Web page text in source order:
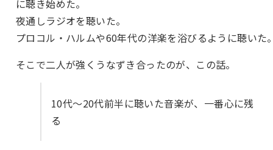
に聴き始めた。
夜通しラジオを聴いた。
プロコル・ハルムや60年代の洋楽を浴びるように聴いた
そこで二人が強くうなずき合ったのが、この話。
10代〜20代前半に聴いた音楽が、一番心に残
る